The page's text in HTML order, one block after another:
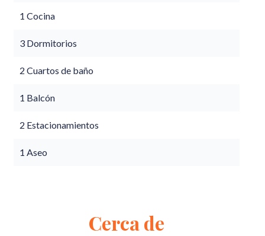
1 Cocina
3 Dormitorios
2 Cuartos de baño
1 Balcón
2 Estacionamientos
1 Aseo
Cerca de